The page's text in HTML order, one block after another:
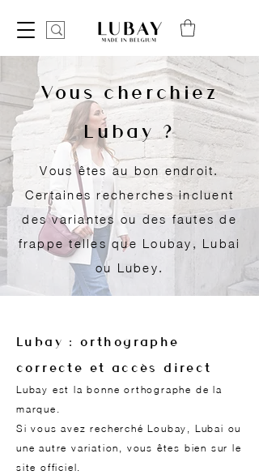
Vous cherchiez
Lubay ?
Vous êtes au bon endroit.
Certaines recherches incluent
des variantes ou des fautes de
frappe telles que Loubay, Lubai
ou Lubey.
Lubay : orthographe
correcte et accès direct
Lubay est la bonne orthographe de la
marque.
Si vous avez recherché Loubay, Lubai ou
une autre variation, vous êtes bien sur le
site officiel.